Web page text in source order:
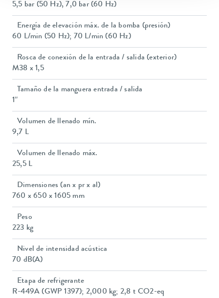
5,5 bar (50 Hz), 7,0 bar (60 Hz)
Energía de elevación máx. de la bomba (presión)
60 L/min (50 Hz); 70 L/min (60 Hz)
Rosca de conexión de la entrada / salida (exterior)
M38 x 1,5
Tamaño de la manguera entrada / salida
1″
Volumen de llenado mín.
9,7 L
Volumen de llenado máx.
25,5 L
Dimensiones (an x pr x al)
760 x 650 x 1605 mm
Peso
223 kg
Nivel de intensidad acústica
70 dB(A)
Etapa de refrigerante
R-449A (GWP 1397); 2,000 kg; 2,8 t CO2-eq